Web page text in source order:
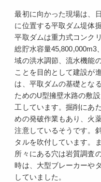
最初に向かった現場は、
に位置する平取ダム堤体
平取ダムは重力式コンク
総貯水容量45,800,000m3
域の洪水調節、流水機能
ことを目的として建設が
は、平取ダムの基礎とな
ためのU型擁壁水路の敷
工しています。掘削にあ
めの発破作業もあり、火
注意しているそうです。
タルを吹付しています。
所々にある穴は岩質調査
時は、大型ブレーカーや
していました。